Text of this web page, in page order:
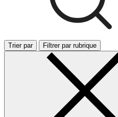
Trier par Filtrer par rubrique